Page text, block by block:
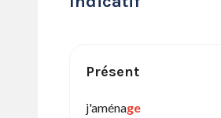
Présent
j'aménage